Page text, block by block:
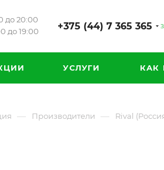
до 20:00
до 19:00
+375 (44) 7 365 365
УСЛУГИ КАК
— Производители — Rival